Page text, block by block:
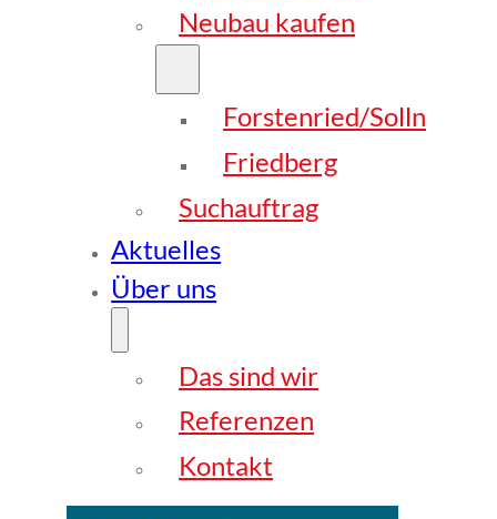
Neubau kaufen
Forstenried/Solln
Friedberg
Suchauftrag
Aktuelles
Über uns
Das sind wir
Referenzen
Kontakt